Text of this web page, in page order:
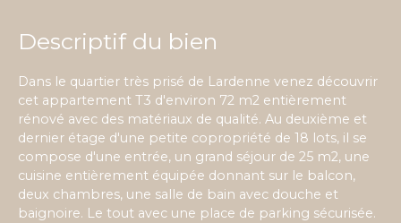
Descriptif du bien
Dans le quartier très prisé de Lardenne venez découvrir
cet appartement T3 d'environ 72 m2 entièrement
rénové avec des matériaux de qualité. Au deuxième et
dernier étage d'une petite copropriété de 18 lots, il se
compose d'une entrée, un grand séjour de 25 m2, une
cuisine entièrement équipée donnant sur le balcon,
deux chambres, une salle de bain avec douche et
baignoire. Le tout avec une place de parking sécurisée.